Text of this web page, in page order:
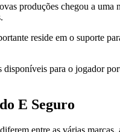
produções chegou a
reside em o suporte
disponíveis para o jogador
E Seguro